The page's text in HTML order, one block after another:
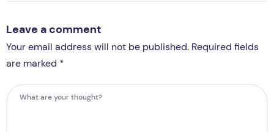
Leave a comment
Your email address will not be published. Required fields
are marked *